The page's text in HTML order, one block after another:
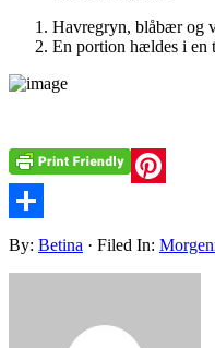
Havregryn, blåbær og
En portion hældes i en
Pinterest
Share
By: Betina · Filed In: